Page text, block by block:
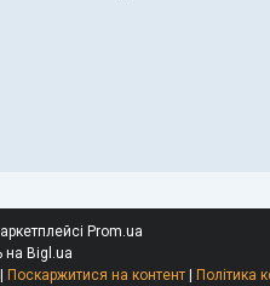
Prom.ua
на Bigl.ua
Body Sculptor інтернет-магазин спортивного інвентарю | Поскаржитися на контент | Політика